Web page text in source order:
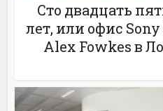
Сто двадцать
лет, или офис
Alex Fowkes в